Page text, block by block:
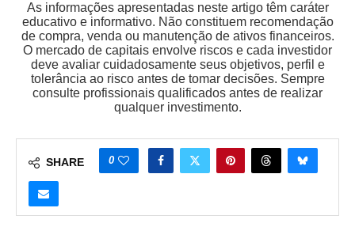
As informações apresentadas neste artigo têm caráter
educativo e informativo. Não constituem recomendação
de compra, venda ou manutenção de ativos financeiros.
O mercado de capitais envolve riscos e cada investidor
deve avaliar cuidadosamente seus objetivos, perfil e
tolerância ao risco antes de tomar decisões. Sempre
consulte profissionais qualificados antes de realizar
qualquer investimento.
SHARE 0